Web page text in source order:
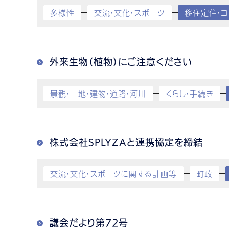
多様性 交流・文化・スポーツ 移住定住・
外来生物（植物）にご注意ください
景観・土地・建物・道路・河川 くらし・手続き
株式会社SPLYZAと連携協定を締結
交流・文化・スポーツに関する計画等 町政
議会だより第72号